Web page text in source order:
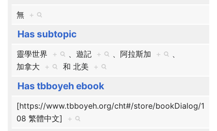
無 +
Has subtopic
靈學世界 + 、​ 遊記 + 、​ 阿拉斯加 +
、​
加拿大
+ 和 北美 +
Has tbboyeh ebook
[https://www.tbboyeh.org/cht#/store/bookDialog/1
08 繁體中文]
+